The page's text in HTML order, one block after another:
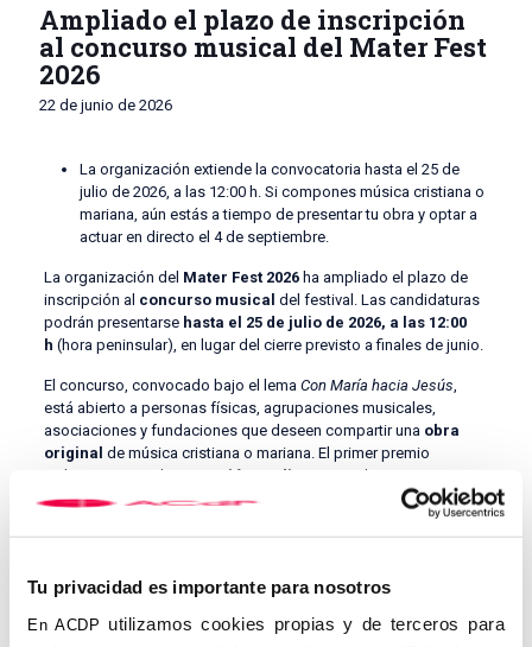
Tu privacidad es importante para nosotros
En ACDP utilizamos cookies propias y de terceros para
Ampliado el plazo de inscripción
al concurso musical del Mater Fest
2026
22 de junio de 2026
La organización extiende la convocatoria hasta el 25 de
julio de 2026, a las 12:00 h. Si compones música cristiana o
mariana, aún estás a tiempo de presentar tu obra y optar a
actuar en directo el 4 de septiembre.
La organización del Mater Fest 2026ha ampliado el plazo de
inscripción al concurso musical del festival. Las candidaturas
podrán presentarse hasta el 25 de julio de 2026, a las 12:00
h (hora peninsular), en lugar del cierre previsto a finales de junio.
El concurso, convocado bajo el lema Con María hacia Jesús
está abierto a personas físicas, agrupaciones musicales,
asociaciones y fundaciones que deseen compartir una obra
original de música cristiana o mariana. El primer premio
incluye
y la actuación en directo
en el Mater Fest, que
se celebrará el4 de septiembre de 2026
en el Parque de la
Alameda de Talavera de la Reina. El Mater Fest es un evento de
fe y comunidad organizado por la Basílica de la Virgen del Prado
celebra su tercera edición.